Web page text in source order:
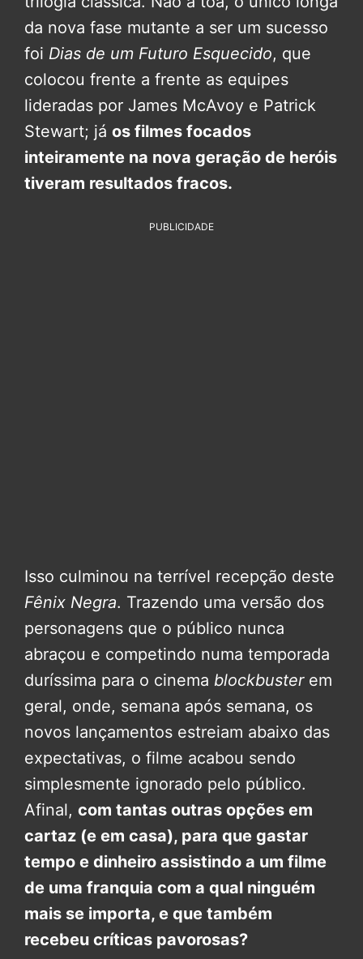
da nova fase mutante a ser um sucesso
foi Dias de um Futuro Esquecido, que
colocou frente a frente as equipes
lideradas por James McAvoy e Patrick
Stewart; já os filmes focados
inteiramente na nova geração de heróis
tiveram resultados fracos.
PUBLICIDADE
Isso culminou na terrível recepção deste
Fênix Negra. Trazendo uma versão dos
personagens que o público nunca
abraçou e competindo numa temporada
duríssima para o cinema blockbusterem
geral, onde, semana após semana, os
novos lançamentos estreiam abaixo das
expectativas, o filme acabou sendo
simplesmente ignorado pelo público.
Afinal, com tantas outras opções em
cartaz (e em casa), para que gastar
tempo e dinheiro assistindo a um filme
de uma franquia com a qual ninguém
mais se importa, e que também
recebeu críticas pavorosas?